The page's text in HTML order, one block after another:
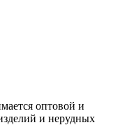
оптовой и
и нерудных